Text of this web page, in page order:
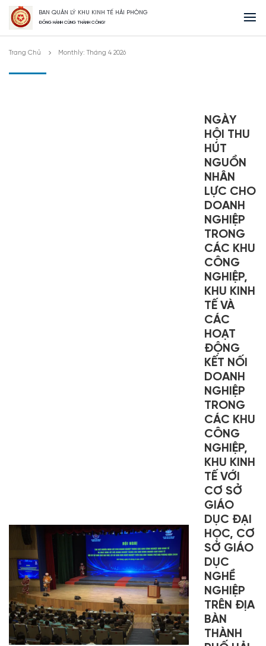
BAN QUẢN LÝ KHU KINH TẾ HẢI PHÒNG
ĐỒNG HÀNH CÙNG THÀNH CÔNG!
Trang Chủ Monthly: Tháng 4 2026
NGÀY
HỘI THU
HÚT
NGUỒN
NHÂN
LỰC CHO
DOANH
NGHIỆP
TRONG
CÁC KHU
CÔNG
NGHIỆP,
KHU KINH
TẾ VÀ
CÁC
HOẠT
ĐỘNG
KẾT NỐI
DOANH
NGHIỆP
TRONG
CÁC KHU
CÔNG
NGHIỆP,
KHU KINH
TẾ VỚI
CƠ SỞ
GIÁO
DỤC ĐẠI
HỌC, CƠ
SỞ GIÁO
DỤC
NGHỀ
NGHIỆP
TRÊN ĐỊA
BÀN
THÀNH